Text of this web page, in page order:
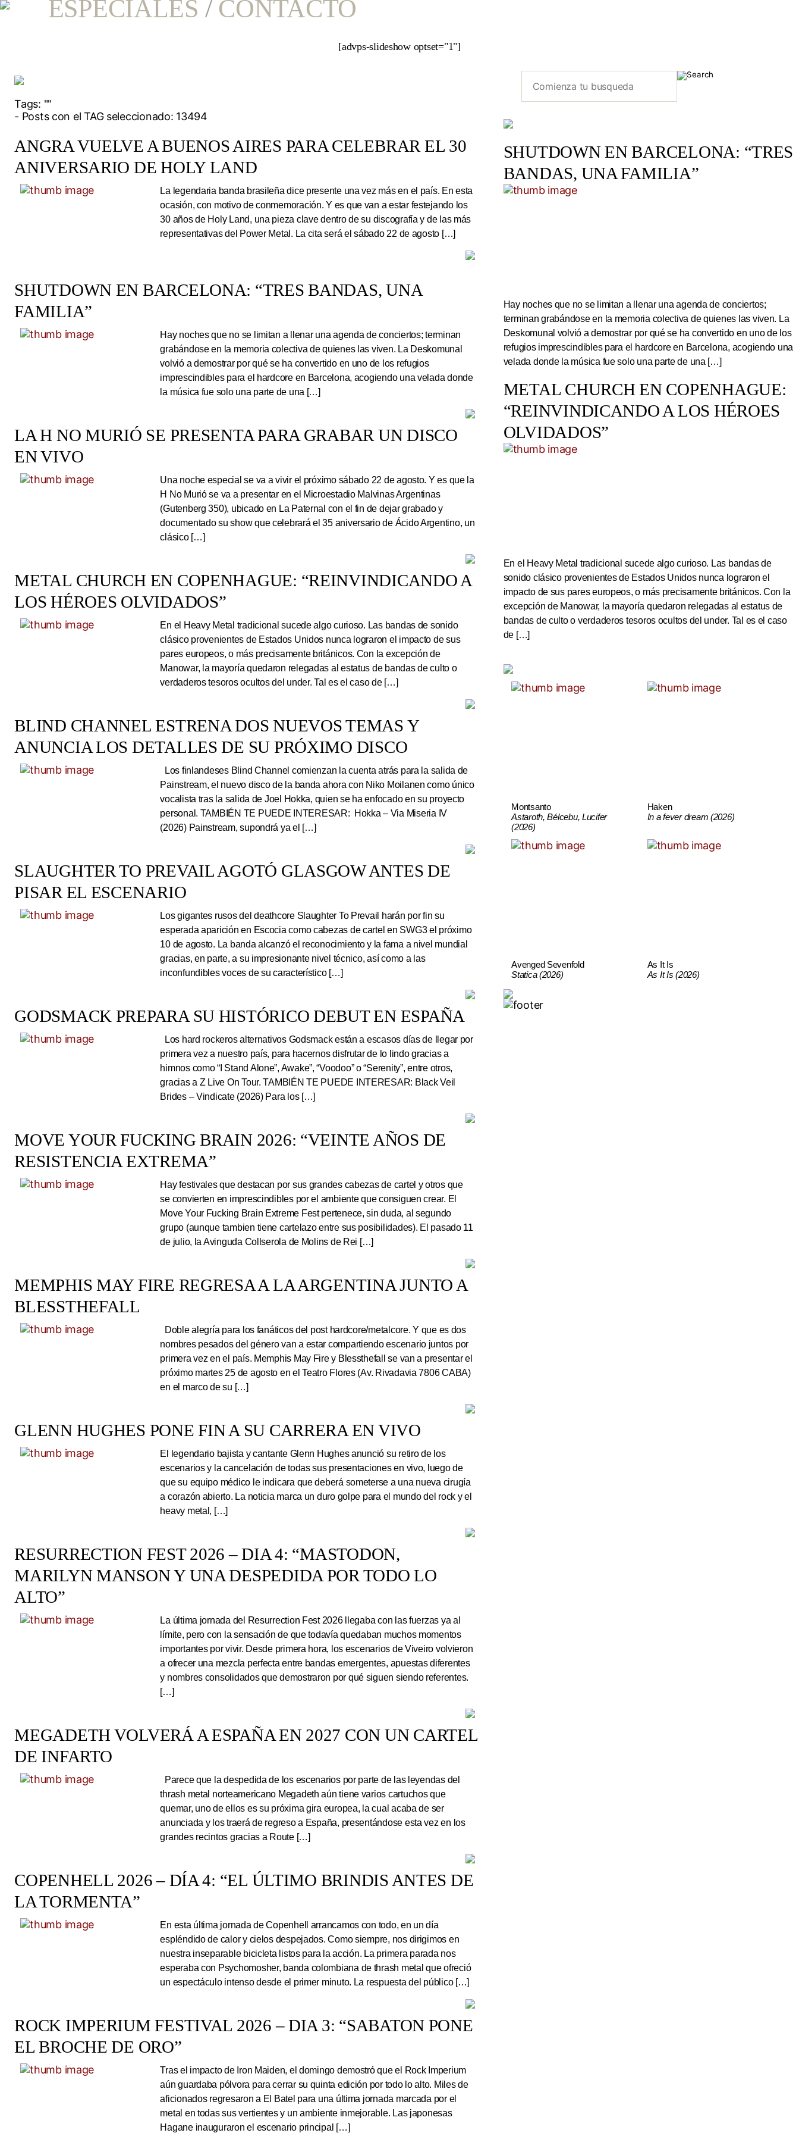
ESPECIALES / CONTACTO
[advps-slideshow optset="1"]
Tags: ""
- Posts con el TAG seleccionado: 13494
ANGRA VUELVE A BUENOS AIRES PARA CELEBRAR EL 30
ANIVERSARIO DE HOLY LAND
La legendaria banda brasileña dice presente una vez más en el país. En esta
ocasión, con motivo de conmemoración. Y es que van a estar festejando los
30 años de Holy Land, una pieza clave dentro de su discografía y de las más
representativas del Power Metal. La cita será el sábado 22 de agosto […]
SHUTDOWN EN BARCELONA: “TRES BANDAS, UNA
FAMILIA”
Hay noches que no se limitan a llenar una agenda de conciertos; terminan
grabándose en la memoria colectiva de quienes las viven. La Deskomunal
volvió a demostrar por qué se ha convertido en uno de los refugios
imprescindibles para el hardcore en Barcelona, acogiendo una velada donde
la música fue solo una parte de una […]
LA H NO MURIÓ SE PRESENTA PARA GRABAR UN DISCO
EN VIVO
Una noche especial se va a vivir el próximo sábado 22 de agosto. Y es que la
H No Murió se va a presentar en el Microestadio Malvinas Argentinas
(Gutenberg 350), ubicado en La Paternal con el fin de dejar grabado y
documentado su show que celebrará el 35 aniversario de Ácido Argentino, un
clásico […]
METAL CHURCH EN COPENHAGUE: “REINVINDICANDO A
LOS HÉROES OLVIDADOS”
En el Heavy Metal tradicional sucede algo curioso. Las bandas de sonido
clásico provenientes de Estados Unidos nunca lograron el impacto de sus
pares europeos, o más precisamente británicos. Con la excepción de
Manowar, la mayoría quedaron relegadas al estatus de bandas de culto o
verdaderos tesoros ocultos del under. Tal es el caso de […]
BLIND CHANNEL ESTRENA DOS NUEVOS TEMAS Y
ANUNCIA LOS DETALLES DE SU PRÓXIMO DISCO
Los finlandeses Blind Channel comienzan la cuenta atrás para la salida de
Painstream, el nuevo disco de la banda ahora con Niko Moilanen como único
vocalista tras la salida de Joel Hokka, quien se ha enfocado en su proyecto
personal. TAMBIÉN TE PUEDE INTERESAR: Hokka – Via Miseria IV
(2026) Painstream, supondrá ya el […]
SLAUGHTER TO PREVAIL AGOTÓ GLASGOW ANTES DE
PISAR EL ESCENARIO
Los gigantes rusos del deathcore Slaughter To Prevail harán por fin su
esperada aparición en Escocia como cabezas de cartel en SWG3 el próximo
10 de agosto. La banda alcanzó el reconocimiento y la fama a nivel mundial
gracias, en parte, a su impresionante nivel técnico, así como a las
inconfundibles voces de su característico […]
GODSMACK PREPARA SU HISTÓRICO DEBUT EN ESPAÑA
Los hard rockeros alternativos Godsmack están a escasos días de llegar por
primera vez a nuestro país, para hacernos disfrutar de lo lindo gracias a
himnos como “I Stand Alone”, Awake”, “Voodoo” o “Serenity”, entre otros,
gracias a Z Live On Tour. TAMBIÉN TE PUEDE INTERESAR: Black Veil
Brides – Vindicate (2026) Para los […]
MOVE YOUR FUCKING BRAIN 2026: “VEINTE AÑOS DE
RESISTENCIA EXTREMA”
Hay festivales que destacan por sus grandes cabezas de cartel y otros que
se convierten en imprescindibles por el ambiente que consiguen crear. El
Move Your Fucking Brain Extreme Fest pertenece, sin duda, al segundo
grupo (aunque tambien tiene cartelazo entre sus posibilidades). El pasado 11
de julio, la Avinguda Collserola de Molins de Rei […]
MEMPHIS MAY FIRE REGRESA A LA ARGENTINA JUNTO A
BLESSTHEFALL
Doble alegría para los fanáticos del post hardcore/metalcore. Y que es dos
nombres pesados del género van a estar compartiendo escenario juntos por
primera vez en el país. Memphis May Fire y Blessthefall se van a presentar el
próximo martes 25 de agosto en el Teatro Flores (Av. Rivadavia 7806 CABA)
en el marco de su […]
GLENN HUGHES PONE FIN A SU CARRERA EN VIVO
El legendario bajista y cantante Glenn Hughes anunció su retiro de los
escenarios y la cancelación de todas sus presentaciones en vivo, luego de
que su equipo médico le indicara que deberá someterse a una nueva cirugía
a corazón abierto. La noticia marca un duro golpe para el mundo del rock y el
heavy metal, […]
RESURRECTION FEST 2026 – DIA 4: “MASTODON,
MARILYN MANSON Y UNA DESPEDIDA POR TODO LO
ALTO”
La última jornada del Resurrection Fest 2026 llegaba con las fuerzas ya al
límite, pero con la sensación de que todavía quedaban muchos momentos
importantes por vivir. Desde primera hora, los escenarios de Viveiro volvieron
a ofrecer una mezcla perfecta entre bandas emergentes, apuestas diferentes
y nombres consolidados que demostraron por qué siguen siendo referentes.
[…]
MEGADETH VOLVERÁ A ESPAÑA EN 2027 CON UN CARTEL
DE INFARTO
Parece que la despedida de los escenarios por parte de las leyendas del
thrash metal norteamericano Megadeth aún tiene varios cartuchos que
quemar, uno de ellos es su próxima gira europea, la cual acaba de ser
anunciada y los traerá de regreso a España, presentándose esta vez en los
grandes recintos gracias a Route […]
COPENHELL 2026 – DÍA 4: “EL ÚLTIMO BRINDIS ANTES DE
LA TORMENTA”
En esta última jornada de Copenhell arrancamos con todo, en un día
espléndido de calor y cielos despejados. Como siempre, nos dirigimos en
nuestra inseparable bicicleta listos para la acción. La primera parada nos
esperaba con Psychomosher, banda colombiana de thrash metal que ofreció
un espectáculo intenso desde el primer minuto. La respuesta del público […]
ROCK IMPERIUM FESTIVAL 2026 – DIA 3: “SABATON PONE
EL BROCHE DE ORO”
Tras el impacto de Iron Maiden, el domingo demostró que el Rock Imperium
aún guardaba pólvora para cerrar su quinta edición por todo lo alto. Miles de
aficionados regresaron a El Batel para una última jornada marcada por el
metal en todas sus vertientes y un ambiente inmejorable. Las japonesas
Hagane inauguraron el escenario principal […]
SHUTDOWN EN BARCELONA: “TRES
BANDAS, UNA FAMILIA”
Hay noches que no se limitan a llenar una agenda de conciertos;
terminan grabándose en la memoria colectiva de quienes las viven. La
Deskomunal volvió a demostrar por qué se ha convertido en uno de los
refugios imprescindibles para el hardcore en Barcelona, acogiendo una
velada donde la música fue solo una parte de una […]
METAL CHURCH EN COPENHAGUE:
“REINVINDICANDO A LOS HÉROES
OLVIDADOS”
En el Heavy Metal tradicional sucede algo curioso. Las bandas de
sonido clásico provenientes de Estados Unidos nunca lograron el
impacto de sus pares europeos, o más precisamente británicos. Con la
excepción de Manowar, la mayoría quedaron relegadas al estatus de
bandas de culto o verdaderos tesoros ocultos del under. Tal es el caso
de […]
Montsanto
Astaroth, Bélcebu, Lucifer
(2026)
Haken
In a fever dream (2026)
Avenged Sevenfold
Statica (2026)
As It Is
As It Is (2026)